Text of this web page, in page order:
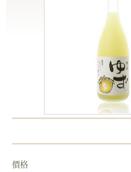
價格